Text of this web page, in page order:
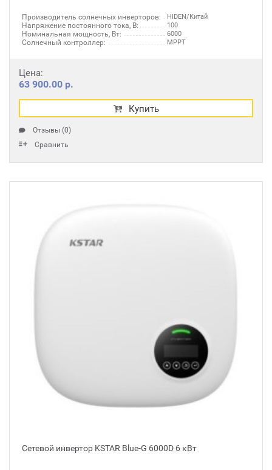
Производитель солнечных инверторов: HIDEN/Китай
Напряжение постоянного тока, В: 100
Номинальная мощность, Вт: 6000
Солнечный контроллер: MPPT
Цена:
63 900.00 р.
Купить
Отзывы (0)
Сравнить
Сетевой инвертор KSTAR Blue-G 6000D 6 кВт